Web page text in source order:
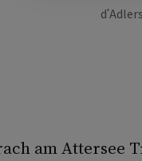
am Attersee